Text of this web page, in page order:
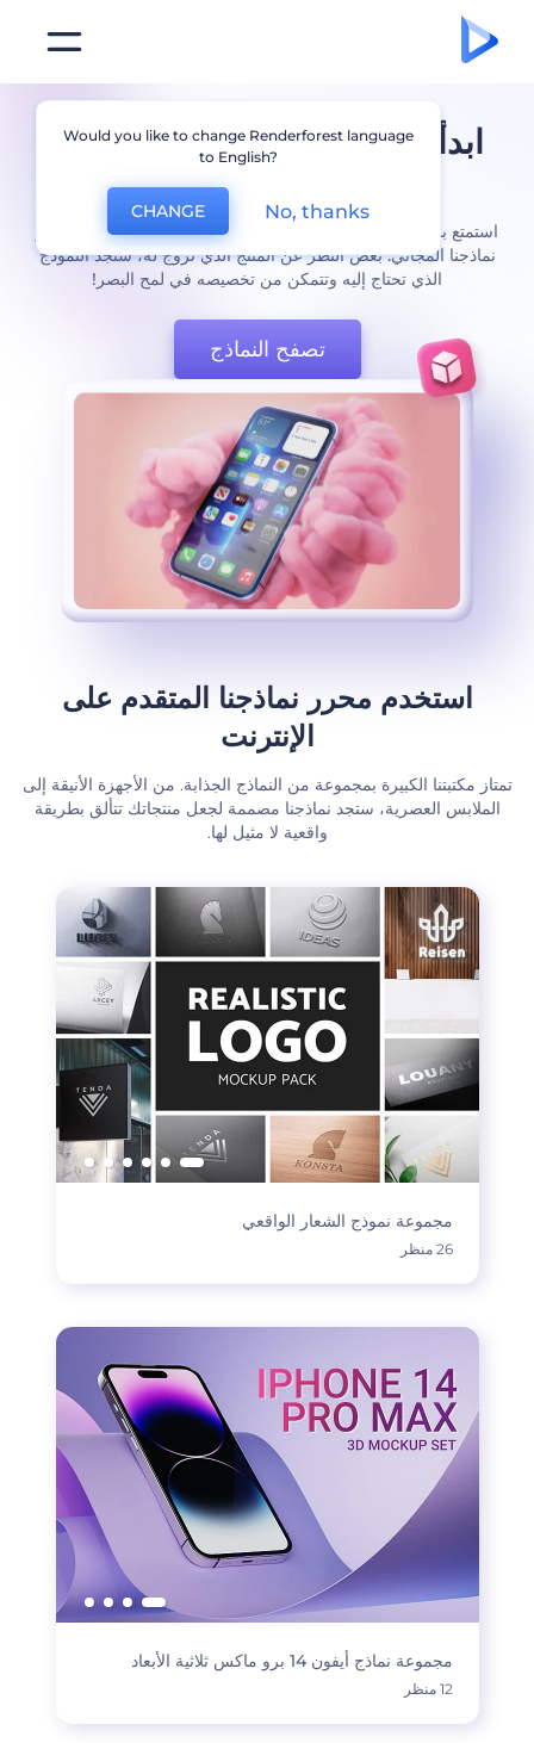
ابدأ باستخدامأداة إنشاء النماذج
سهل الاستخدام
استمتع بالوصول إلى أفضل النماذج الواقعية المصورة بمساعدة محرر
نماذجنا المجاني. بغض النظر عن المنتج الذي تروج له، ستجد النموذج
الذي تحتاج إليه وتتمكن من تخصيصه في لمح البصر!
تصفح النماذج
استخدم محرر نماذجنا المتقدم على
الإنترنت
تمتاز مكتبتنا الكبيرة بمجموعة من النماذج الجذابة. من الأجهزة الأنيقة إلى
الملابس العصرية، ستجد نماذجنا مصممة لجعل منتجاتك تتألق بطريقة
واقعية لا مثيل لها.
مجموعة نموذج الشعار الواقعي
26 منظر
مجموعة نماذج أيفون 14 برو ماكس ثلاثية الأبعاد
12 منظر
Would you like to change Renderforest language
to English?
CHANGE No, thanks